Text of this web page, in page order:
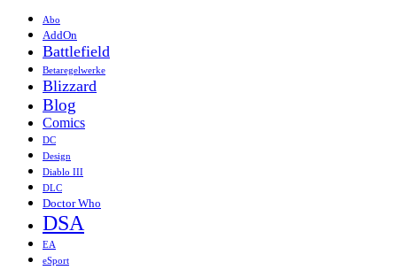
Abo
AddOn
Battlefield
Betaregelwerke
Blizzard
Blog
Comics
DC
Design
Diablo III
DLC
Doctor Who
DSA
EA
eSport